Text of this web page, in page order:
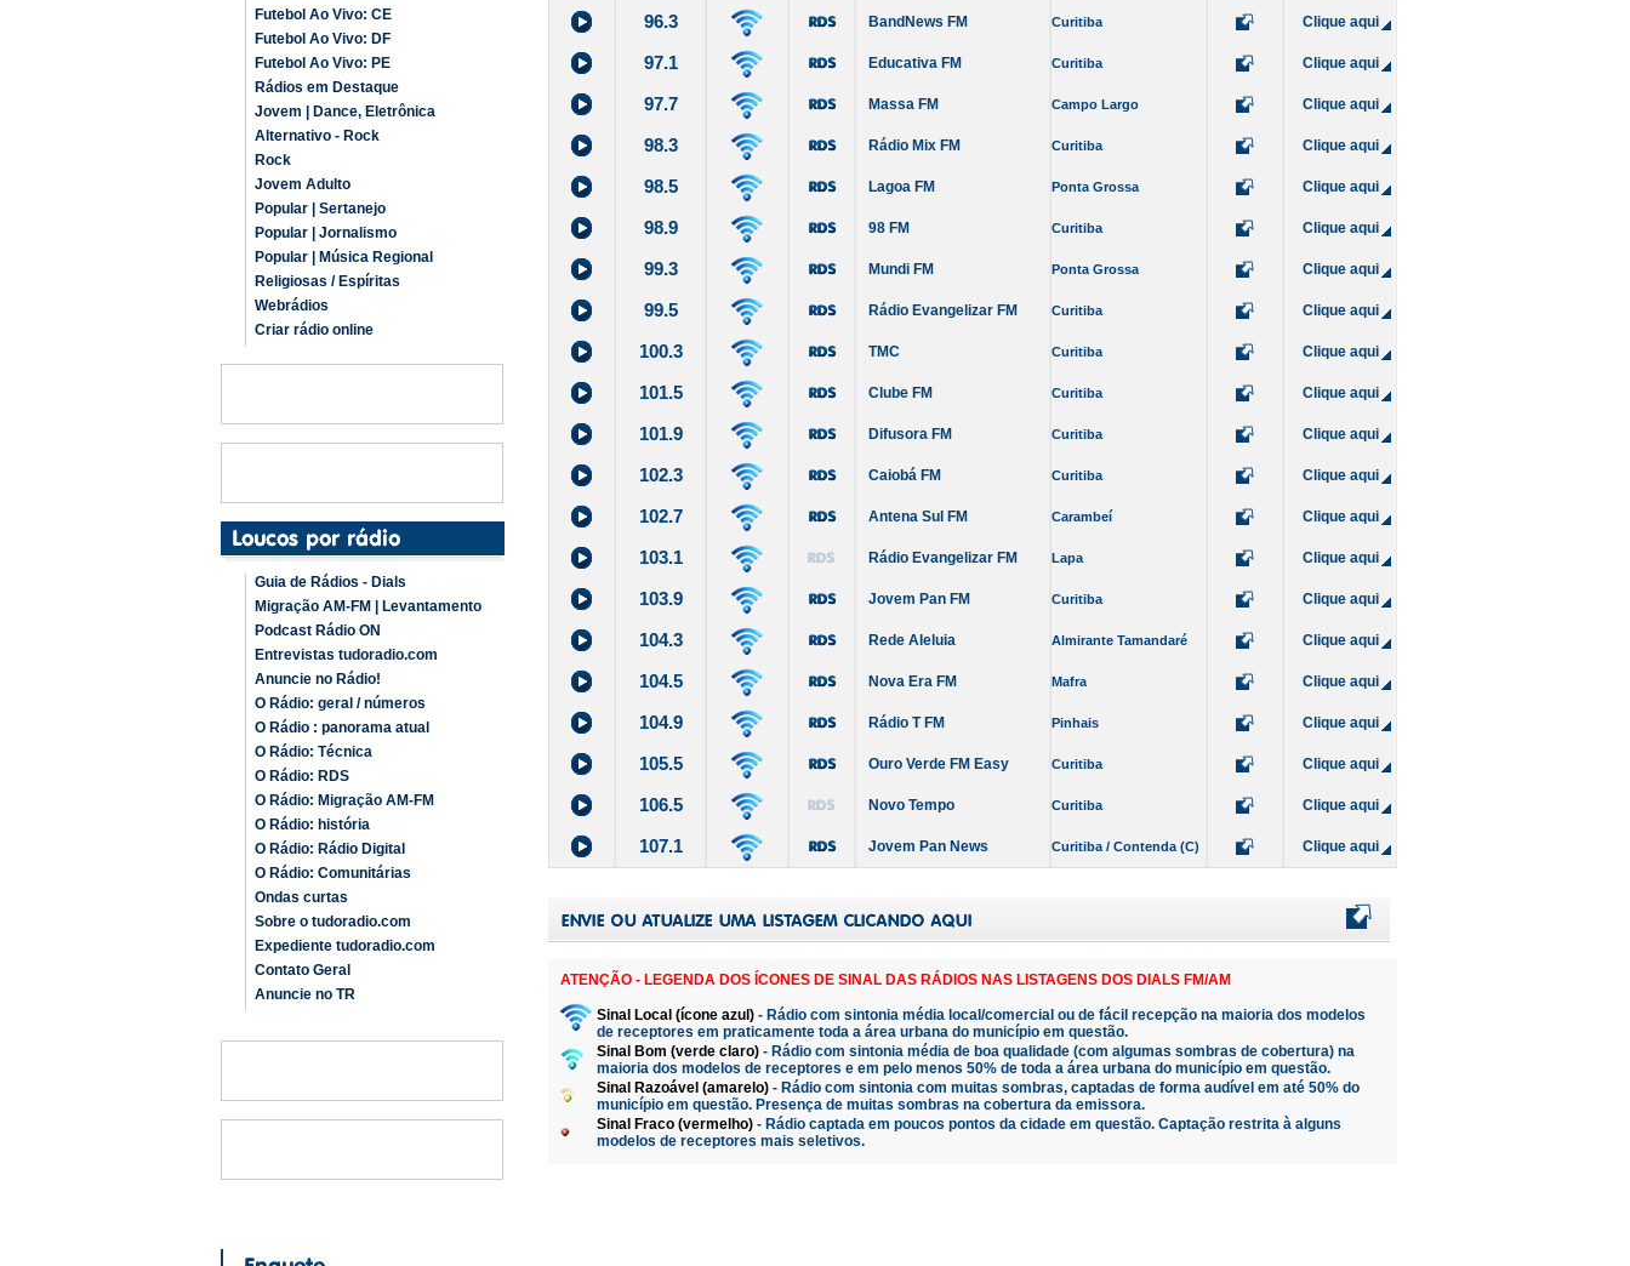
Futebol Ao Vivo: CE
Futebol Ao Vivo: DF
Futebol Ao Vivo: PE
Rádios em Destaque
Jovem | Dance, Eletrônica
Alternativo - Rock
Rock
Jovem Adulto
Popular | Sertanejo
Popular | Jornalismo
Popular | Música Regional
Religiosas / Espíritas
Webrádios
Criar rádio online
Guia de Rádios - Dials
Migração AM-FM | Levantamento
Podcast Rádio ON
Entrevistas tudoradio.com
Anuncie no Rádio!
O Rádio: geral / números
O Rádio : panorama atual
O Rádio: Técnica
O Rádio: RDS
O Rádio: Migração AM-FM
O Rádio: história
O Rádio: Rádio Digital
O Rádio: Comunitárias
Ondas curtas
Sobre o tudoradio.com
Expediente tudoradio.com
Contato Geral
Anuncie no TR
96.3 BandNews FM Curitiba Clique aqui
97.1 Educativa FM Curitiba Clique aqui
97.7 Massa FM Campo Largo Clique aqui
98.3 Rádio Mix FM Curitiba Clique aqui
98.5 Lagoa FM Ponta Grossa Clique aqui
98.9 98 FM Curitiba Clique aqui
99.3 Mundi FM Ponta Grossa Clique aqui
99.5 Rádio Evangelizar FM Curitiba Clique aqui
100.3 TMC Curitiba Clique aqui
101.5 Clube FM Curitiba Clique aqui
101.9 Difusora FM Curitiba Clique aqui
102.3 Caiobá FM Curitiba Clique aqui
102.7 Antena Sul FM Carambeí Clique aqui
103.1 Rádio Evangelizar FM Lapa Clique aqui
103.9 Jovem Pan FM Curitiba Clique aqui
104.3 Rede Aleluia Almirante Tamandaré Clique aqui
104.5 Nova Era FM Mafra Clique aqui
104.9 Rádio T FM Pinhais Clique aqui
105.5 Ouro Verde FM Easy Curitiba Clique aqui
106.5 Novo Tempo Curitiba Clique aqui
107.1 Jovem Pan News Curitiba / Contenda (C) Clique aqui
ATENÇÃO - LEGENDA DOS ÍCONES DE SINAL DAS RÁDIOS NAS LISTAGENS DOS DIALS FM/AM
Sinal Local (ícone azul) - Rádio com sintonia média local/comercial ou de fácil recepção na maioria dos modelos
de receptores em praticamente toda a área urbana do município em questão.
Sinal Bom (verde claro) - Rádio com sintonia média de boa qualidade (com algumas sombras de cobertura) na
maioria dos modelos de receptores e em pelo menos 50% de toda a área urbana do município em questão.
Sinal Razoável (amarelo) - Rádio com sintonia com muitas sombras, captadas de forma audível em até 50% do
município em questão. Presença de muitas sombras na cobertura da emissora.
Sinal Fraco (vermelho) - Rádio captada em poucos pontos da cidade em questão. Captação restrita à alguns
modelos de receptores mais seletivos.